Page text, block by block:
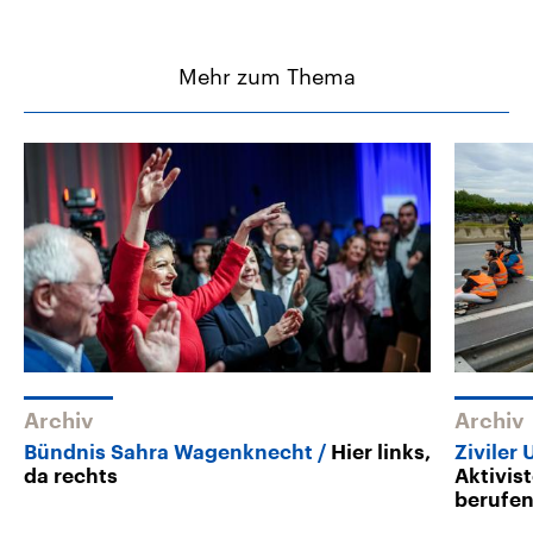
Mehr zum Thema
Archiv
Bündnis Sahra Wagenknecht
Hier links,
da rechts
Archiv
Ziviler